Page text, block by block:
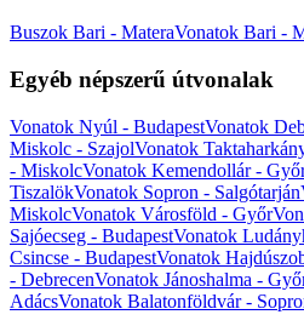
Buszok Bari - MateraVonatok Bari -
Egyéb népszerű útvonalak
Vonatok Nyúl - BudapestVonatok
Miskolc - SzajolVonatok
- MiskolcVonatok Kemendollár -
TiszalökVonatok Sopron - Salgótarján
MiskolcVonatok Városföld - Győr
Sajóecseg - BudapestVonatok
Csincse - BudapestVonatok
- DebrecenVonatok Jánoshalma -
AdácsVonatok Balatonföldvár -